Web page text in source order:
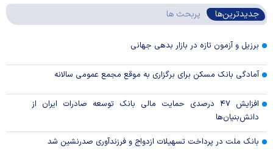
جدیدترین‌ها پربحث ها
برزیل و آزمون تازه در بازار بدهی جهانی
آمادگی بانک مسکن برای برگزاری به موقع مجمع عمومی سالانه
افزایش ۴۷ درصدی حمایت مالی بانک توسعه صادرات ایران از
دانش‌بنیان‌ها
بانک ملت در پرداخت تسهیلات ازدواج و فرزندآوری صدرنشین شد